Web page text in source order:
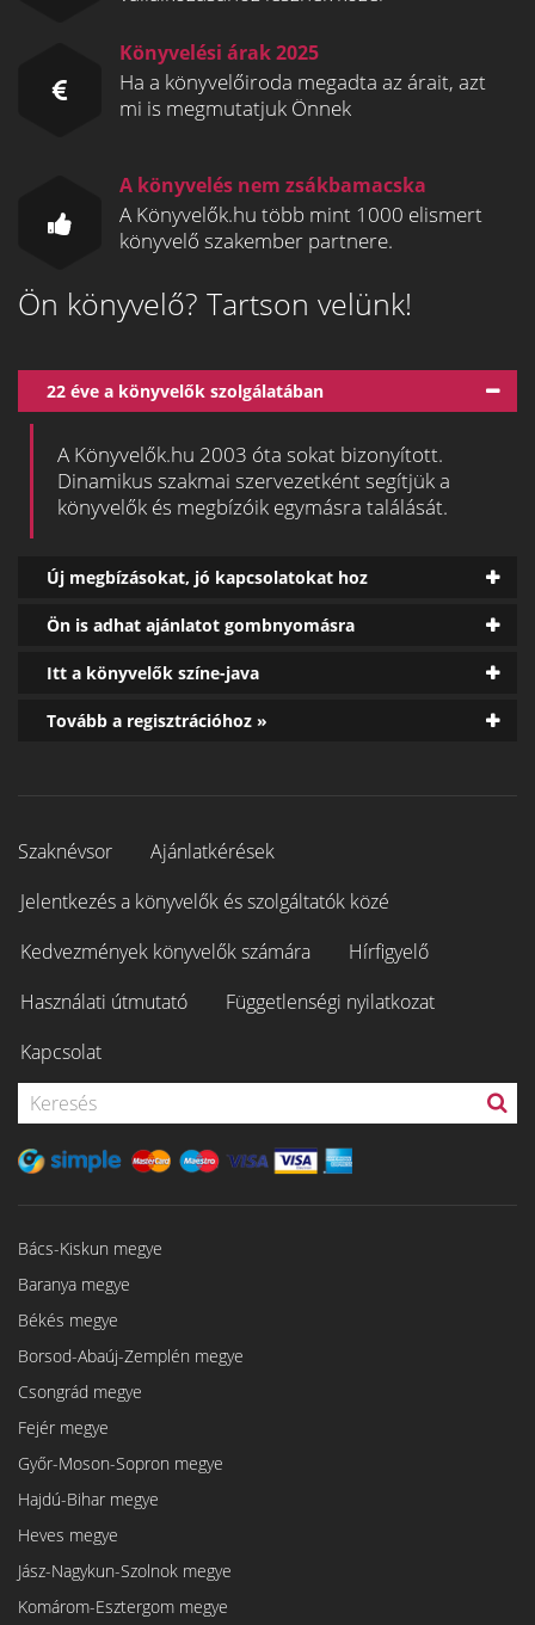
Könyvelési árak 2025
Ha a könyvelőiroda megadta az árait, azt
mi is megmutatjuk Önnek
A könyvelés nem zsákbamacska
A Könyvelők.hu több mint 1000 elismert
könyvelő szakember partnere.
Ön könyvelő? Tartson velünk!
22 éve a könyvelők szolgálatában
A Könyvelők.hu 2003 óta sokat bizonyított.
Dinamikus szakmai szervezetként segítjük a
könyvelők és megbízóik egymásra találását.
Új megbízásokat, jó kapcsolatokat hoz
Ön is adhat ajánlatot gombnyomásra
Itt a könyvelők színe-java
Tovább a regisztrációhoz »
Szaknévsor
Ajánlatkérések
Jelentkezés a könyvelők és szolgáltatók közé
Kedvezmények könyvelők számára
Hírfigyelő
Használati útmutató
Függetlenségi nyilatkozat
Kapcsolat
Bács-Kiskun megye
Baranya megye
Békés megye
Borsod-Abaúj-Zemplén megye
Csongrád megye
Fejér megye
Győr-Moson-Sopron megye
Hajdú-Bihar megye
Heves megye
Jász-Nagykun-Szolnok megye
Komárom-Esztergom megye